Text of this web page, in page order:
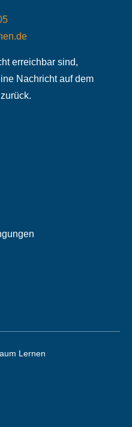
erreichbar sind,
Nachricht auf dem
Lernen